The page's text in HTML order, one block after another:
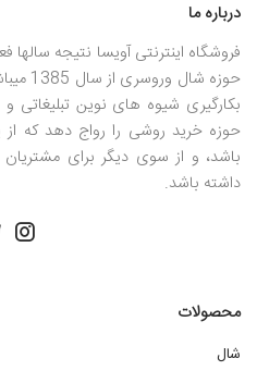
درباره ما
فروشگاه اینترنتی آویسا نتیجه
حوزه
بکارگیری شیوه های نوین تبلیغاتی
حوزه خرید روشی را رواج دهد که
باشد، و از سوی دیگر برای مشتریان
داشته باشد.
محصولات
شال